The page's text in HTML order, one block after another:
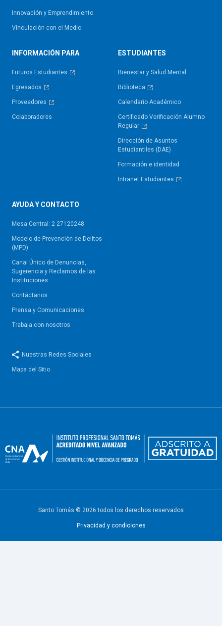
Innovación y Emprendimiento
Vinculación con el Medio
INFORMACIÓN PARA
Futuros Estudiantes
Egresados
Proveedores
Colaboradores
ESTUDIANTES
Bienestar y Salud Mental
Biblioteca
Calendario Académico
Certificado Verificación Alumno
Regular
Dirección de Asuntos
Estudiantiles (DAE)
Formación e identidad
Intranet Estudiantes
AYUDA Y CONTACTO
Mesa Central: 2 27120248
Modelo de Prevención de Delitos
(MPD)
Canal Único de Denuncias,
Sugerencia y Reclamos de las
Instituciones
Contáctanos
Prensa y Comunicaciones
Trabaja con nosotros
Nuestras Redes Sociales
Mapa del Sitio
Santo Tomás © 2026 todos los derechos reservados
Privacidad y condiciones